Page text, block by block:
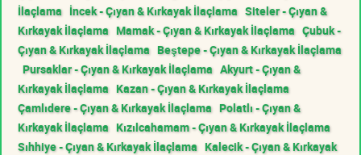
İlaçlama İncek - Çıyan & Kırkayak İlaçlama Siteler - Çıyan &
Kırkayak İlaçlama Mamak - Çıyan & Kırkayak İlaçlama Çubuk -
Çıyan & Kırkayak İlaçlama Beştepe - Çıyan & Kırkayak İlaçlama
Pursaklar - Çıyan & Kırkayak İlaçlama Akyurt - Çıyan &
Kırkayak İlaçlama Kazan - Çıyan & Kırkayak İlaçlama
Çamlıdere - Çıyan & Kırkayak İlaçlama Polatlı - Çıyan &
Kırkayak İlaçlama Kızılcahamam - Çıyan & Kırkayak İlaçlama
Sıhhiye - Çıyan & Kırkayak İlaçlama Kalecik - Çıyan & Kırkayak